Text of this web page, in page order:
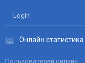
Login
Онлайн статистика
Пользователей онлайн